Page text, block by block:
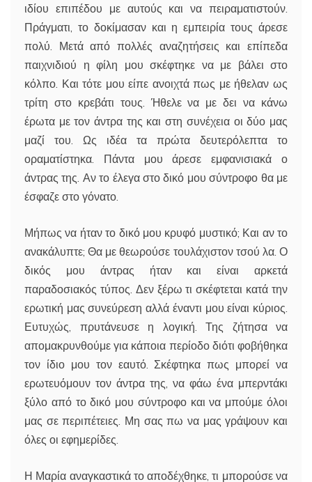
ιδίου επιπέδου με αυτούς και να πειραματιστούν.
Πράγματι, το δοκίμασαν και η εμπειρία τους άρεσε
πολύ. Μετά από πολλές αναζητήσεις και επίπεδα
παιχνιδιού η φίλη μου σκέφτηκε να με βάλει στο
κόλπο. Και τότε μου είπε ανοιχτά πως με ήθελαν ως
τρίτη στο κρεβάτι τους. Ήθελε να με δει να κάνω
έρωτα με τον άντρα της και στη συνέχεια οι δύο μας
μαζί του. Ως ιδέα τα πρώτα δευτερόλεπτα το
οραματίστηκα. Πάντα μου άρεσε εμφανισιακά ο
άντρας της. Αν το έλεγα στο δικό μου σύντροφο θα με
έσφαζε στο γόνατο.
Μήπως να ήταν το δικό μου κρυφό μυστικό; Και αν το
ανακάλυπτε; Θα με θεωρούσε τουλάχιστον τσού λα. Ο
δικός μου άντρας ήταν και είναι αρκετά
παραδοσιακός τύπος. Δεν ξέρω τι σκέφτεται κατά την
ερωτική μας συνεύρεση αλλά έναντι μου είναι κύριος.
Ευτυχώς, πρυτάνευσε η λογική. Της ζήτησα να
απομακρυνθούμε για κάποια περίοδο διότι φοβήθηκα
τον ίδιο μου τον εαυτό. Σκέφτηκα πως μπορεί να
ερωτευόμουν τον άντρα της, να φάω ένα μπερντάκι
ξύλο από το δικό μου σύντροφο και να μπούμε όλοι
μας σε περιπέτειες. Μη σας πω να μας γράψουν και
όλες οι εφημερίδες.
Η Μαρία αναγκαστικά το αποδέχθηκε, τι μπορούσε να